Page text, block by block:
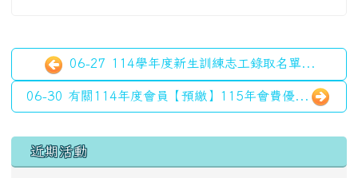
06-27 114學年度新生訓練志工錄取名單...
06-30 有關114年度會員【預繳】115年會費優...
左邊區域內容
近期活動